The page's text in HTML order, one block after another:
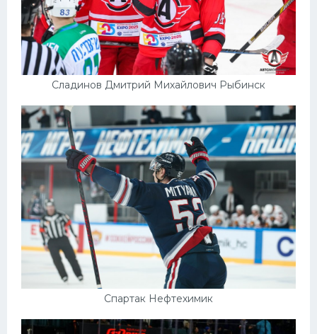
Сладинов Дмитрий Михайлович Рыбинск
Спартак Нефтехимик